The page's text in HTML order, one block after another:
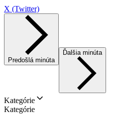
X (Twitter)
Predošlá minúta
Ďalšia minúta
Kategórie
Kategórie